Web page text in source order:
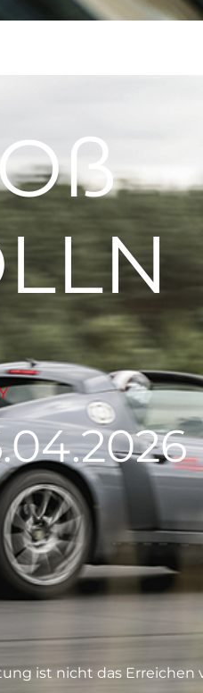
ist nicht das Erreichen